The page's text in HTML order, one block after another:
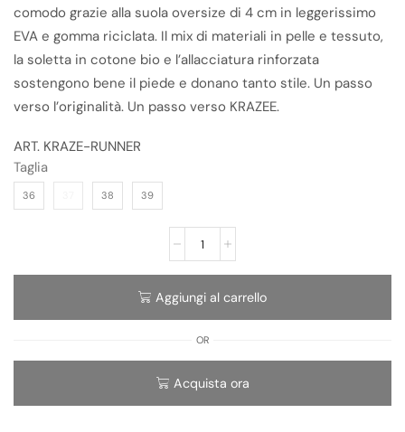
comodo grazie alla suola oversize di 4 cm in leggerissimo
EVA e gomma riciclata. Il mix di materiali in pelle e tessuto,
la soletta in cotone bio e l’allacciatura rinforzata
sostengono bene il piede e donano tanto stile. Un passo
verso l’originalità. Un passo verso KRAZEE.
ART. KRAZE-RUNNER
Taglia
36 38 39
Aggiungi al carrello
OR
Acquista ora